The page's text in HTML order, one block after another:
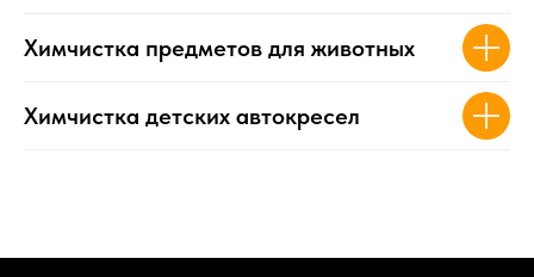
Химчистка предметов для животных
Химчистка детских автокресел